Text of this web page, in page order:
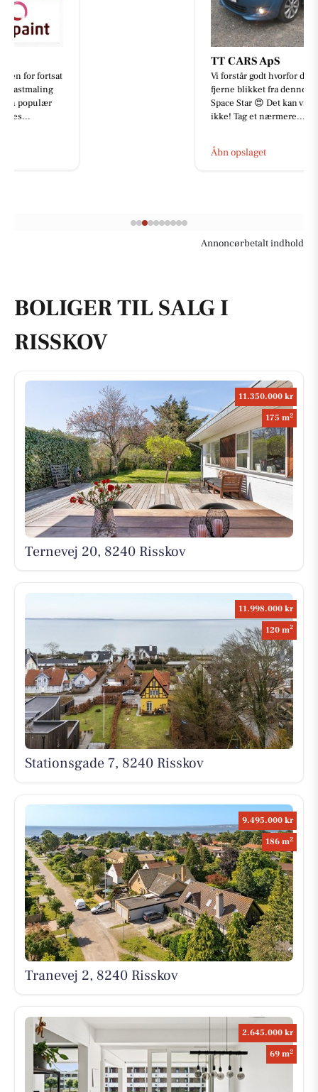
Vi forstår godt hvorfor du ikke kan
fjerne blikket fra denne Mitsubishi
Annoncørbetalt indhold
BOLIGER TIL SALG I
RISSKOV
11.350.000 kr
175 m2
Ternevej 20, 8240 Risskov
11.998.000 kr
120 m2
Stationsgade 7, 8240 Risskov
9.495.000 kr
186 m2
Tranevej 2, 8240 Risskov
2.645.000 kr
69 m2